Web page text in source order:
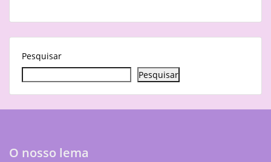
Pesquisar
Pesquisar
O nosso lema